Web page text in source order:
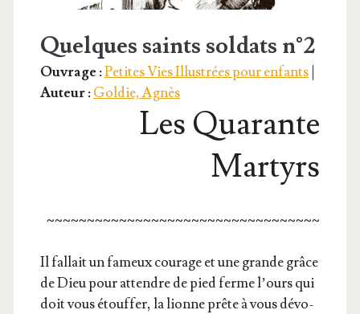
Quelques saints soldats n°2
Ouvrage :Petites Vies Illustrées pour enfants|
Auteur :Goldie, Agnès
Les Quarante
Martyrs
~~~~~~~~~~~~~~~~~~~~~~~~~~~~~~~~~~
Il fal­lait un fameux cou­rage et une grande grâce
de Dieu pour attendre de pied ferme l’ours qui
doit vous étouf­fer, la lionne prête à vous dévo­